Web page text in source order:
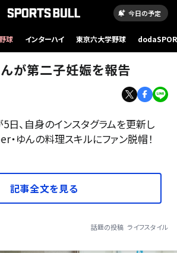
今日の予定
球 インターハイ 東京六大学野球
が第二子妊娠を報告
、自身のインスタグラムを更新し
・ゆんの料理スキルにファン脱帽！
記事全文を見る
話題の投稿 ライフスタイル